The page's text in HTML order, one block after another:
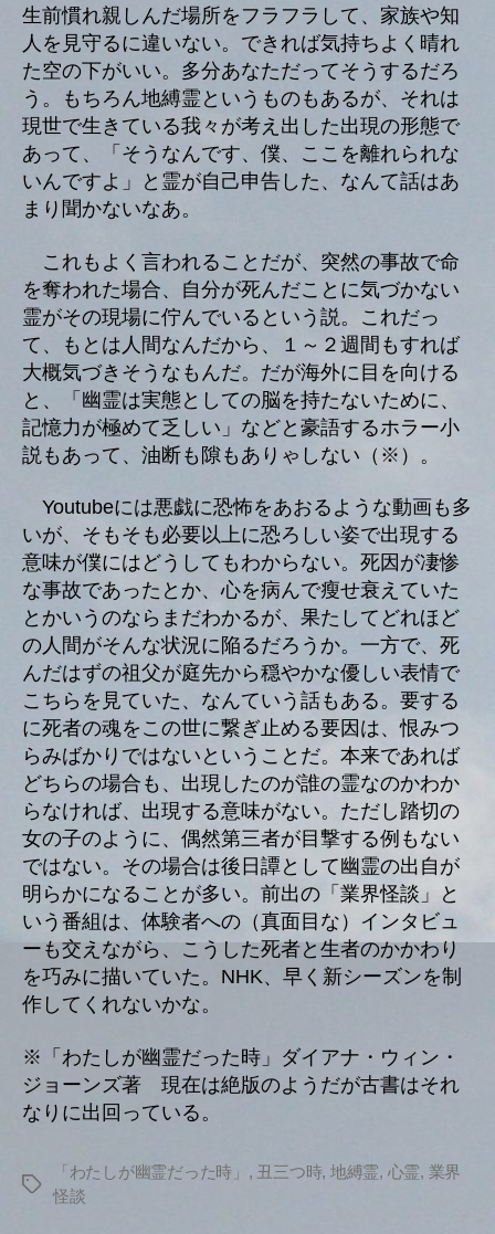
生前慣れ親しんだ場所をフラフラして、家族や知
人を見守るに違いない。できれば気持ちよく晴れ
た空の下がいい。多分あなただってそうするだろ
う。もちろん地縛霊というものもあるが、それは
現世で生きている我々が考え出した出現の形態で
あって、「そうなんです、僕、ここを離れられな
いんですよ」と霊が自己申告した、なんて話はあ
まり聞かないなあ。
これもよく言われることだが、突然の事故で命
を奪われた場合、自分が死んだことに気づかない
霊がその現場に佇んでいるという説。これだっ
て、もとは人間なんだから、１～２週間もすれば
大概気づきそうなもんだ。だが海外に目を向ける
と、「幽霊は実態としての脳を持たないために、
記憶力が極めて乏しい」などと豪語するホラー小
説もあって、油断も隙もありゃしない（※）。
Youtubeには悪戯に恐怖をあおるような動画も多
いが、そもそも必要以上に恐ろしい姿で出現する
意味が僕にはどうしてもわからない。死因が凄惨
な事故であったとか、心を病んで瘦せ衰えていた
とかいうのならまだわかるが、果たしてどれほど
の人間がそんな状況に陥るだろうか。一方で、死
んだはずの祖父が庭先から穏やかな優しい表情で
こちらを見ていた、なんていう話もある。要する
に死者の魂をこの世に繋ぎ止める要因は、恨みつ
らみばかりではないということだ。本来であれば
どちらの場合も、出現したのが誰の霊なのかわか
らなければ、出現する意味がない。ただし踏切の
女の子のように、偶然第三者が目撃する例もない
ではない。その場合は後日譚として幽霊の出自が
明らかになることが多い。前出の「業界怪談」と
いう番組は、体験者への（真面目な）インタビュ
ーも交えながら、こうした死者と生者のかかわり
を巧みに描いていた。NHK、早く新シーズンを制
作してくれないかな。
※「わたしが幽霊だった時」ダイアナ・ウィン・
ジョーンズ著 現在は絶版のようだが古書はそれ
なりに出回っている。
タ
「わたしが幽霊だった時」 , 丑三つ時, 地縛霊, 心霊, 業界
怪談